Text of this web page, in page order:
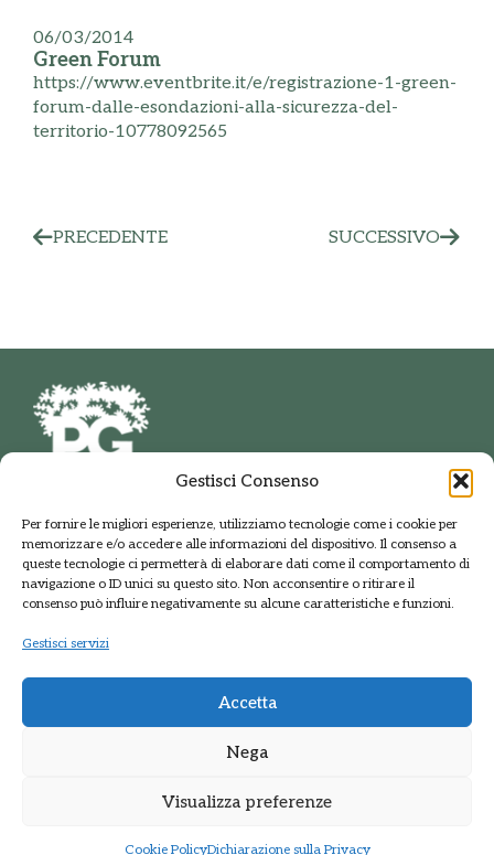
Gestisci Consenso
Per fornire le migliori esperienze, utilizziamo tecnologie come i cookie per
memorizzare e/o accedere alle informazioni del dispositivo. Il consenso a
queste tecnologie ci permetterà di elaborare dati come il comportamento di
navigazione o ID unici su questo sito. Non acconsentire o ritirare il
consenso può influire negativamente su alcune caratteristiche e funzioni.
Gestisci servizi
Accetta
Nega
Visualizza preferenze
Cookie PolicyDichiarazione sulla Privacy
06/03/2014
Green Forum
https://www.eventbrite.it/e/registrazione-1-green-
forum-dalle-esondazioni-alla-sicurezza-del-
territorio-10778092565
PRECEDENTE SUCCESSIVO
PARCO DELLE GROANE
E DELLA BRUGHIERA BRIANTEA
Via della Polveriera, 2
20033 Solaro Milano
Tel.: +39 02 9698141
PEC: protocolloparcogroane@promopec.it
Regione Lombardia
Sistema parchi